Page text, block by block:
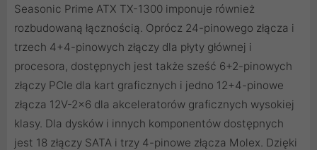
Seasonic Prime ATX TX-1300 imponuje również
rozbudowaną łącznością. Oprócz 24-pinowego złącza i
trzech 4+4-pinowych złączy dla płyty głównej i
procesora, dostępnych jest także sześć 6+2-pinowych
złączy PCIe dla kart graficznych i jedno 12+4-pinowe
złącza 12V-2x6 dla akceleratorów graficznych wysokiej
klasy. Dla dysków i innych komponentów dostępnych
jest 18 złączy SATA i trzy 4-pinowe złącza Molex. Dzięki